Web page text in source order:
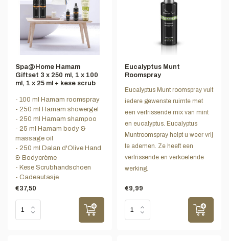
Spa@Home Hamam
Giftset 3 x 250 ml, 1 x 100
ml, 1 x 25 ml + kese scrub
- 100 ml Hamam roomspray
- 250 ml Hamam showergel
- 250 ml Hamam shampoo
- 25 ml Hamam body &
massage oil
- 250 ml Dalan d'Olive Hand
& Bodycrème
- Kese Scrubhandschoen
- Cadeautasje
€37,50
Eucalyptus Munt
Roomspray
Eucalyptus Munt roomspray vult
iedere gewenste ruimte met
een verfrissende mix van mint
en eucalyptus. Eucalyptus
Muntroomspray helpt u weer vrij
te ademen. Ze heeft een
verfrissende en verkoelende
werking.
€9,99